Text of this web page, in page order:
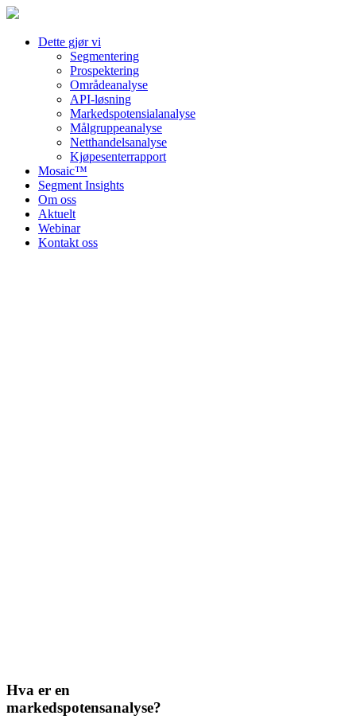
Dette gjør vi
Segmentering
Prospektering
Områdeanalyse
API-løsning
Markedspotensialanalyse
Målgruppeanalyse
Netthandelsanalyse
Kjøpesenterrapport
Mosaic™
Segment Insights
Om oss
Aktuelt
Webinar
Kontakt oss
Hva er en
markedspotensanalyse?